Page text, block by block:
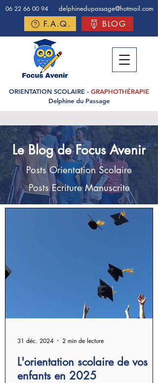
06 22 66 00 94 delphinedupassage@hotmail.com
F.A.Q. BLOG
ORIENTATION SCOLAIRE - GRAPHOTHÉRAPIE
Delphine du Passage
Le Blog de Focus Avenir
Posts Orientation Scolaire
Posts Ecriture Manuscrite
L'orientation scolaire de vos
enfants en 2025
31 déc. 2024 2 min de lecture